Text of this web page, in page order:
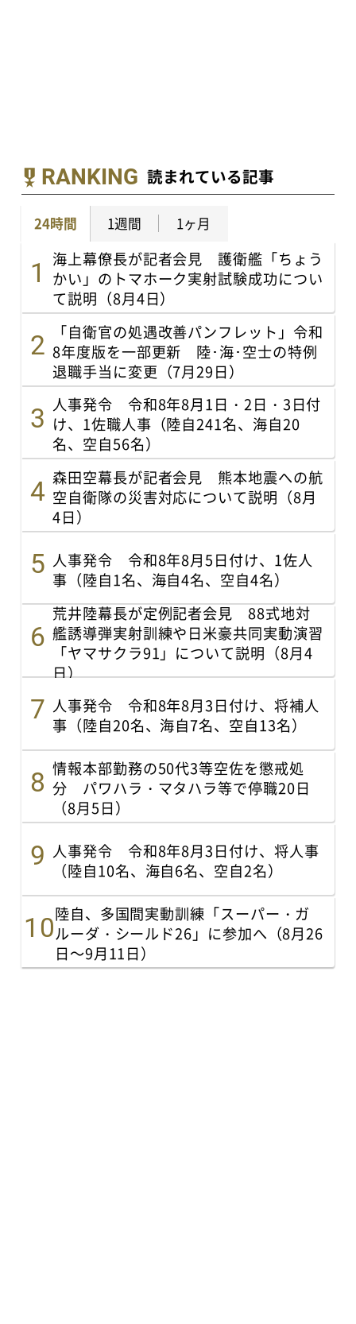
RANKING 読まれている記事
24時間 1週間 1ヶ月
海上幕僚長が記者会見 護衛艦「ちょう
かい」のトマホーク実射試験成功につい
て説明（8月4日）
「自衛官の処遇改善パンフレット」令和
8年度版を一部更新 陸･海･空士の特例
退職手当に変更（7月29日）
人事発令 令和8年8月1日・2日・3日付
け、1佐職人事（陸自241名、海自20
名、空自56名）
森田空幕長が記者会見 熊本地震への航
空自衛隊の災害対応について説明（8月
4日）
人事発令 令和8年8月5日付け、1佐人
事（陸自1名、海自4名、空自4名）
荒井陸幕長が定例記者会見 88式地対
艦誘導弾実射訓練や日米豪共同実動演習
「ヤマサクラ91」について説明（8月4
日）
人事発令 令和8年8月3日付け、将補人
事（陸自20名、海自7名、空自13名）
情報本部勤務の50代3等空佐を懲戒処
分 パワハラ・マタハラ等で停職20日
（8月5日）
人事発令 令和8年8月3日付け、将人事
（陸自10名、海自6名、空自2名）
陸自、多国間実動訓練「スーパー・ガ
ルーダ・シールド26」に参加へ（8月26
日～9月11日）